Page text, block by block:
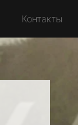
Контакты